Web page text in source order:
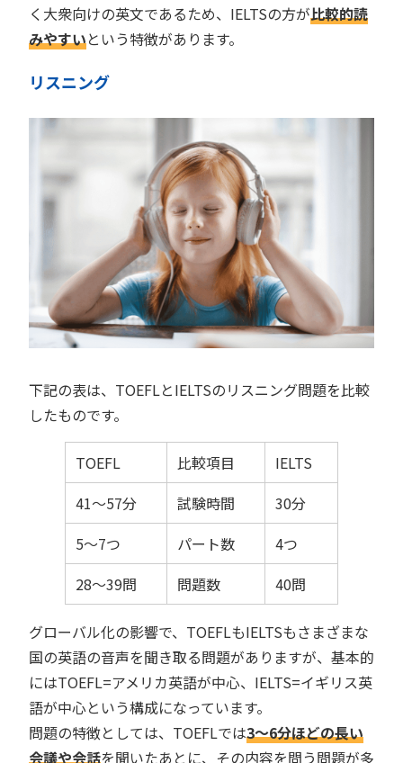
く大衆向けの英文であるため、IELTSの方が比較的読
みやすいという特徴があります。
リスニング
下記の表は、TOEFLとIELTSのリスニング問題を比較
したものです。
TOEFL 比較項目
IELTS
41〜57分
試験時間
30分
5〜7つ
パート数
4つ
28〜39問
問題数 40問
グローバル化の影響で、TOEFLもIELTSもさまざまな
国の英語の音声を聞き取る問題がありますが、基本的
にはTOEFL=アメリカ英語が中心、IELTS=イギリス英
語が中心という構成になっています。
問題の特徴としては、TOEFLでは3〜6分ほどの長い
会議や会話を聞いたあとに、その内容を問う問題が多